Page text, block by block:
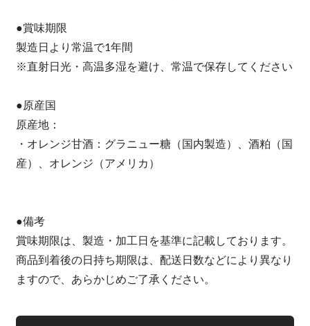
●賞味期限
製造日より常温で1年間
※直射日光・高温多湿を避け、常温で保存してください
●原産国
原産地：
・オレンジ甘酒：グラニュー糖（国内製造）、酒粕（国
産）、オレンジ（アメリカ）
●備考
賞味期限は、製造・加工日を基準に記載しております。
商品到着後の日持ち期限は、配送日数などにより異なり
ますので、あらかじめご了承ください。